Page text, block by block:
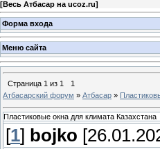
[Весь Атбасар на ucoz.ru]
Форма входа
Меню сайта
Страница 1 из 1
1
Атбасарский форум » Атбасар »
Пластиковые окна для климата Казахстана
[1] bojko